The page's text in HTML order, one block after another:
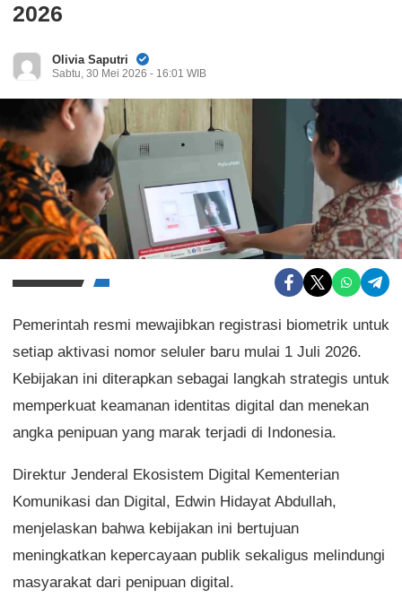
2026
Olivia Saputri
Sabtu, 30 Mei 2026 - 16:01 WIB
Pemerintah resmi mewajibkan registrasi biometrik untuk
setiap aktivasi nomor seluler baru mulai 1 Juli 2026.
Kebijakan ini diterapkan sebagai langkah strategis untuk
memperkuat keamanan identitas digital dan menekan
angka penipuan yang marak terjadi di Indonesia.
Direktur Jenderal Ekosistem Digital Kementerian
Komunikasi dan Digital, Edwin Hidayat Abdullah,
menjelaskan bahwa kebijakan ini bertujuan
meningkatkan kepercayaan publik sekaligus melindungi
masyarakat dari penipuan digital.